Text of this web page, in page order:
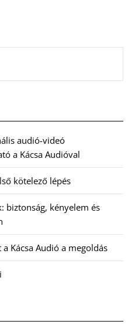
audió-videó
a Kácsa Audióval
kötelező lépés
biztonság, kényelem és
Kácsa Audió a megoldás